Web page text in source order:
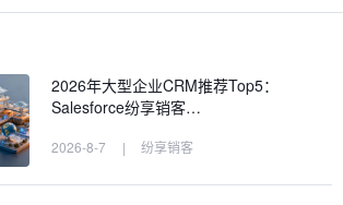
2026年大型企业CRM推荐Top5：
Salesforce纷享销客…
2026-8-7 | 纷享销客